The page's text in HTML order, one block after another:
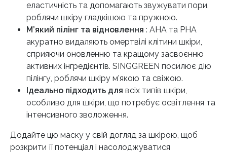
еластичність та допомагають звужувати пори,
роблячи шкіру гладкішою та пружною.
М’який пілінг та відновлення : AHA та PHA
акуратно видаляють омертвілі клітини шкіри,
сприяючи оновленню та кращому засвоєнню
активних інгредієнтів. SINGGREEN посилює дію
пілінгу, роблячи шкіру м’якою та свіжою.
Ідеально підходить для всіх типів шкіри,
особливо для шкіри, що потребує освітлення та
інтенсивного зволоження.
Додайте цю маску у свій догляд за шкірою, щоб
розкрити її потенціал і насолоджуватися